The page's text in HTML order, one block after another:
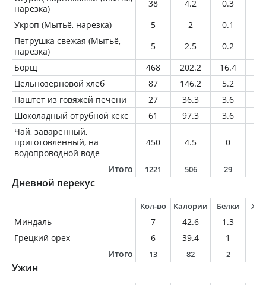
нарезка)
38 4.2 0.3
Укроп (Мытьё, нарезка)
5 2 0.1
Петрушка свежая (Мытьё,
нарезка)
5 2.5 0.2
Борщ
468 202.2 16.4
Цельнозерновой хлеб
87 146.2 5.2
Паштет из говяжей печени
27 36.3 3.6
Шоколадный отрубной кекс
61 97.3 3.6
Чай, заваренный,
приготовленный, на
водопроводной воде
450 4.5 0
Итого 1221 506 29
Дневной перекус
Кол-во Калории Белки
Миндаль 7 42.6 1.3
Грецкий орех
6 39.4 1
Итого
13 82 2
Ужин